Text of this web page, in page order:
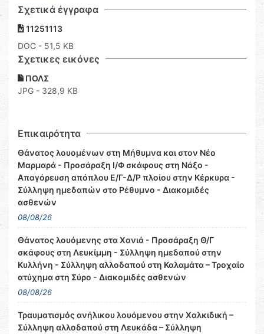
Σχετικά έγγραφα
11251113
DOC - 51,5 KB
Σχετικες εικόνες
ΠΟΛΣ
JPG - 328,9 KB
Επικαιρότητα
Θάνατος λουομένων στη Μήθυμνα και στον Νέο
Μαρμαρά - Προσάραξη Ι/Φ σκάφους στη Νάξο -
Απαγόρευση απόπλου Ε/Γ-Δ/Ρ πλοίου στην Κέρκυρα -
Σύλληψη ημεδαπών στο Ρέθυμνο - Διακομιδές
ασθενών
08/08/26
Θάνατος λουόμενης στα Χανιά - Προσάραξη Θ/Γ
σκάφους στη Λευκίμμη - Σύλληψη ημεδαπού στην
Κυλλήνη - Σύλληψη αλλοδαπού στη Καλαμάτα – Τροχαίο
ατύχημα στη Σύρο - Διακομιδές ασθενών
08/08/26
Τραυματισμός ανήλικου λουόμενου στην Χαλκιδική –
Σύλληψη αλλοδαπού στη Λευκάδα – Σύλληψη